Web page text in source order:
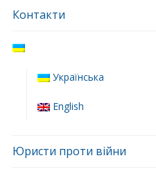
Контакти
Українська
English
Юристи проти війни